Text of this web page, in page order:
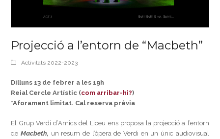
Projecció a l’entorn de “Macbeth”
Activitats 2022-2023
Dilluns 13 de febrer a les 19h
Reial Cercle Artístic (com arribar-hi?)
*Aforament limitat. Cal reserva prèvia
El Grup Verdi d’Amics del Liceu ens proposa la projecció a l’entorn
deMacbeth, un resum de l’òpera de Verdi en un únic audiovisual